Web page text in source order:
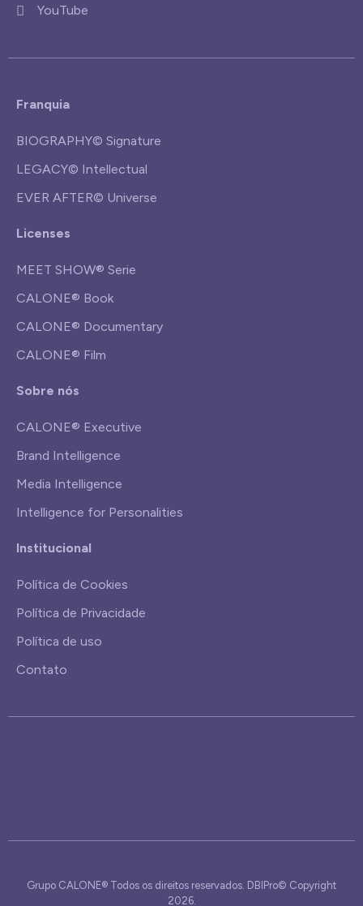
YouTube
Franquia
BIOGRAPHY© Signature
LEGACY© Intellectual
EVER AFTER© Universe
Licenses
MEET SHOW® Serie
CALONE® Book
CALONE® Documentary
CALONE® Film
Sobre nós
CALONE® Executive
Brand Intelligence
Media Intelligence
Intelligence for Personalities
Institucional
Política de Cookies
Política de Privacidade
Política de uso
Contato
Grupo CALONE® Todos os direitos reservados. DBIPro© Copyright
2026.